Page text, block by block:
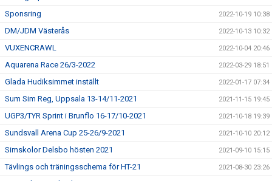
Sponsring 2022-10-19 10:38
DM/JDM Västerås 2022-10-13 10:32
VUXENCRAWL 2022-10-04 20:46
Aquarena Race 26/3-2022 2022-03-29 18:51
Glada Hudiksimmet inställt 2022-01-17 07:34
Sum Sim Reg, Uppsala 13-14/11-2021 2021-11-15 19:45
UGP3/TYR Sprint i Brunflo 16-17/10-2021 2021-10-18 19:39
Sundsvall Arena Cup 25-26/9-2021 2021-10-10 20:12
Simskolor Delsbo hösten 2021 2021-09-10 15:15
Tävlings och träningsschema för HT-21 2021-08-30 23:26